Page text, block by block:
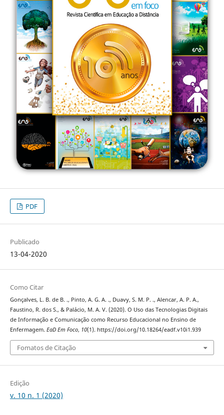
PDF
Publicado
13-04-2020
Como Citar
Gonçalves, L. B. de B. ., Pinto, A. G. A. ., Duavy, S. M. P. ., Alencar, A. P. A.,
Faustino, R. dos S., & Palácio, M. A. V. (2020). O Uso das Tecnologias Digitais
de Informação e Comunicação como Recurso Educacional no Ensino de
Enfermagem. EaD Em Foco, 10(1). https://doi.org/10.18264/eadf.v10i1.939
Fomatos de Citação
Edição
v. 10 n. 1 (2020)